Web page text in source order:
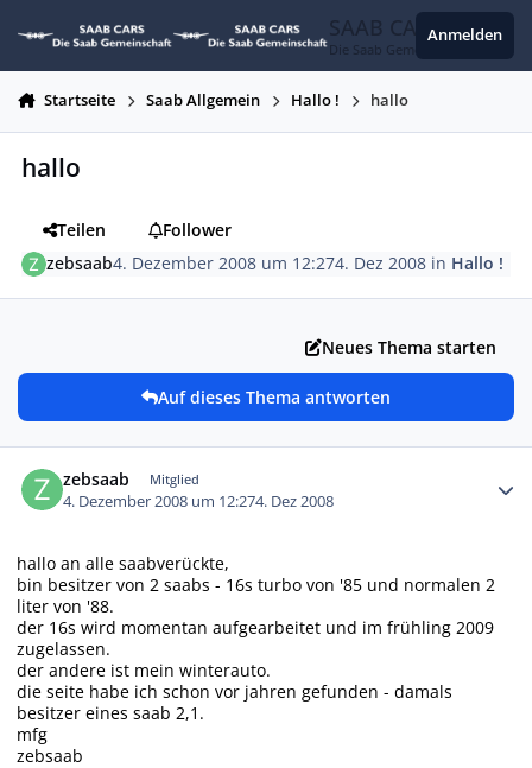
SAAB CARS
Die Saab Gemeinschaft
Anmelden
Startseite Saab Allgemein Hallo ! hallo
hallo
Teilen
Follower
zebsaab4. Dezember 2008 um 12:274. Dez 2008 in Hallo !
Neues Thema starten
Auf dieses Thema antworten
zebsaab Mitglied
4. Dezember 2008 um 12:274. Dez 2008
hallo an alle saabverückte,
bin besitzer von 2 saabs - 16s turbo von '85 und normalen 2
liter von '88.
der 16s wird momentan aufgearbeitet und im frühling 2009
zugelassen.
der andere ist mein winterauto.
die seite habe ich schon vor jahren gefunden - damals
besitzer eines saab 2,1.
mfg
zebsaab